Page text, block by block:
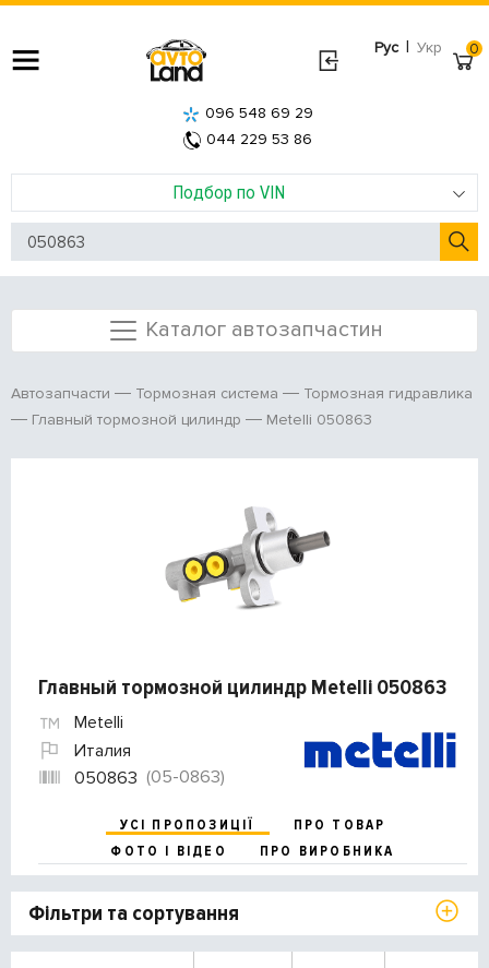
Рус | Укр
Подбор по VIN
096 548 69 29
044 229 53 86
0
Каталог автозапчастин
Автозапчасти Тормозная система
Тормозная гидравлика
Главный тормозной цилиндр
Metelli 050863
Главный тормозной цилиндр Metelli 050863
Metelli
Италия
050863 (05-0863)
УСІ ПРОПОЗИЦІЇ
ПРО ТОВАР
ФОТО І ВІДЕО
ПРО ВИРОБНИКА
Фільтри та сортування